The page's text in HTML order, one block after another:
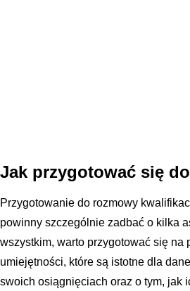
Jak przygotować się
Przygotowanie do rozmowy
powinny szczególnie zadbać o kilka
wszystkim, warto przygotować się
umiejętności, które są istotne dla
swoich osiągnięciach oraz o tym, jak